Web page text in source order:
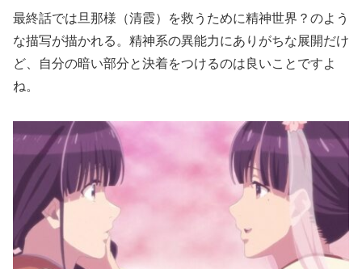
最終話では旦那様（清霞）を救うために精神世界？のよう
な描写が描かれる。精神系の異能力にありがちな展開だけ
ど、自分の暗い部分と決着をつけるのは良いことですよ
ね。